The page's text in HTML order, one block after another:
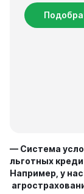
— Система
льготных
Например, у